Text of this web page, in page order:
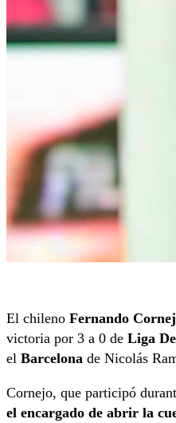
El chileno Fernando
victoria por 3 a 0 de Liga
el Barcelona de Nicolás
Cornejo, que participó
el encargado de abrir la